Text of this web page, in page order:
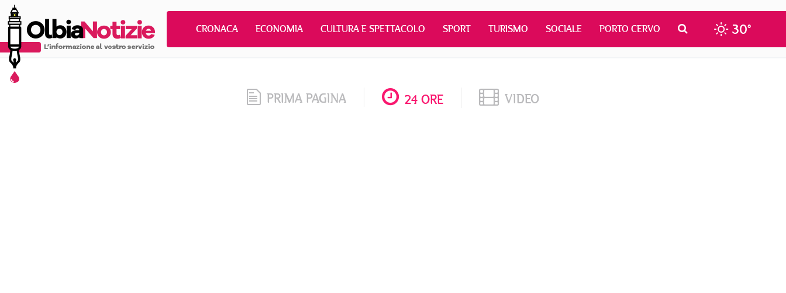
CRONACA ECONOMIA CULTURA E SPETTACOLO SPORT TURISMO SOCIALE PORTO CERVO 30°
PRIMA PAGINA 24 ORE VIDEO